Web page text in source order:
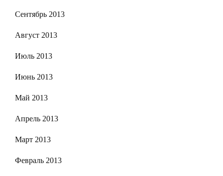
Сентябрь 2013
Август 2013
Июль 2013
Июнь 2013
Май 2013
Апрель 2013
Март 2013
Февраль 2013